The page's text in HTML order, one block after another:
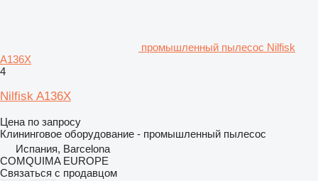
промышленный пылесос Nilfisk
A136X
4
Nilfisk A136X
Цена по запросу
Клининговое оборудование - промышленный пылесос
Испания, Barcelona
COMQUIMA EUROPE
Связаться с продавцом